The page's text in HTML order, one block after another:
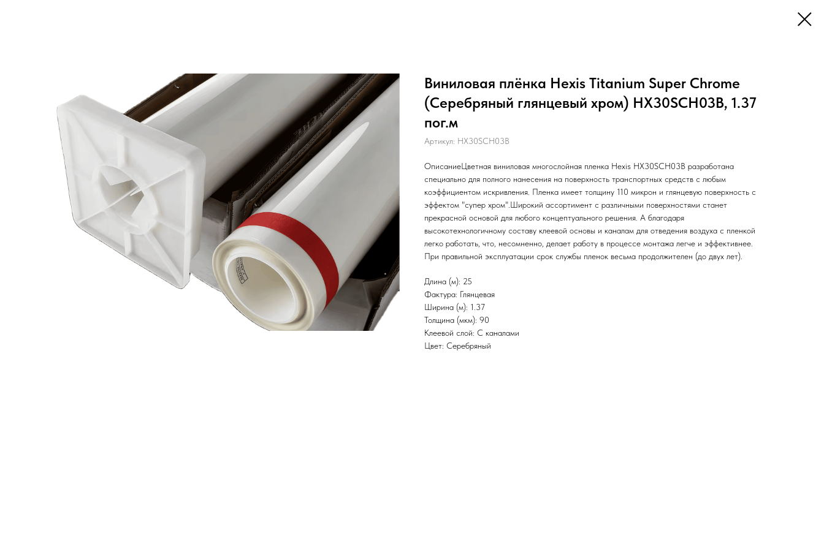
Виниловая плёнка Hexis Titanium Super Chrome
(Серебряный глянцевый хром) HX30SCH03B, 1.37
пог.м
Артикул: HX30SCH03B
ОписаниеЦветная виниловая многослойная пленка Hexis HX30SCH03B разработана
специально для полного нанесения на поверхность транспортных средств с любым
коэффициентом искривления. Пленка имеет толщину 110 микрон и глянцевую поверхность с
эффектом "супер хром".Широкий ассортимент с различными поверхностями станет
прекрасной основой для любого концептуального решения. А благодаря
высокотехнологичному составу клеевой основы и каналам для отведения воздуха с пленкой
легко работать, что, несомненно, делает работу в процессе монтажа легче и эффективнее.
При правильной эксплуатации срок службы пленок весьма продолжителен (до двух лет).
Длина (м): 25
Фактура: Глянцевая
Ширина (м): 1.37
Толщина (мкм): 90
Клеевой слой: С каналами
Цвет: Серебряный